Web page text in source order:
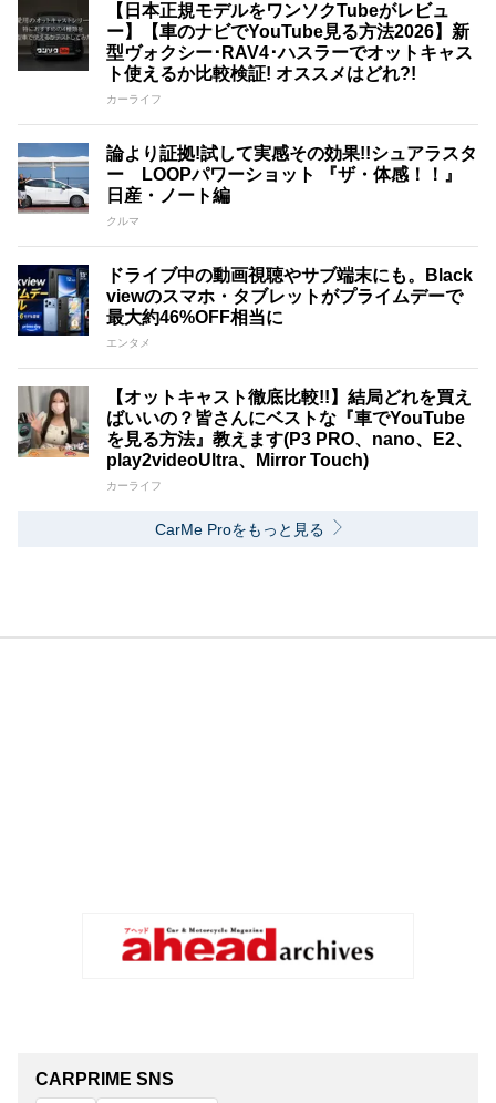
【日本正規モデルをワンソクTubeがレビュ
ー】【車のナビでYouTube見る方法2026】新
型ヴォクシー･RAV4･ハスラーでオットキャス
ト使えるか比較検証! オススメはどれ?!
カーライフ
論より証拠!試して実感その効果!!シュアラスタ
ー LOOPパワーショット 『ザ・体感！！』
日産・ノート編
クルマ
ドライブ中の動画視聴やサブ端末にも。Black
viewのスマホ・タブレットがプライムデーで
最大約46%OFF相当に
エンタメ
【オットキャスト徹底比較!!】結局どれを買え
ばいいの？皆さんにベストな『車でYouTube
を見る方法』教えます(P3 PRO、nano、E2、
play2videoUltra、Mirror Touch)
カーライフ
CarMe Proをもっと見る
CARPRIME SNS